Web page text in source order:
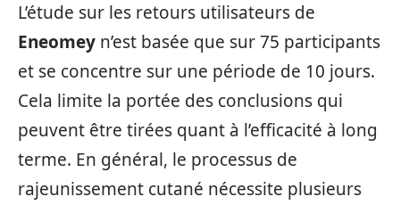
L’étude sur les retours utilisateurs de
Eneomey n’est basée que sur 75 participants
et se concentre sur une période de 10 jours.
Cela limite la portée des conclusions qui
peuvent être tirées quant à l’efficacité à long
terme. En général, le processus de
rajeunissement cutané nécessite plusieurs